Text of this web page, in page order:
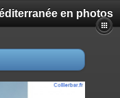
en photos